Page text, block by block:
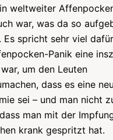
weltweiter
war, was da so
Es spricht sehr viel
Panik eine
um den Leuten
dass es eine
sei – und man nicht
man mit der
krank gespritzt hat.